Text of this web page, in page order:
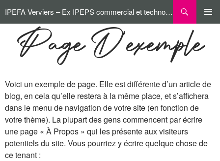
au
IPEFA Verviers – Ex IPEPS commercial et technologique
Page D’exemple
Voici un exemple de page. Elle est différente d’un article de
blog, en cela qu’elle restera à la même place, et s’affichera
dans le menu de navigation de votre site (en fonction de
votre thème). La plupart des gens commencent par écrire
une page « À Propos » qui les présente aux visiteurs
potentiels du site. Vous pourriez y écrire quelque chose de
ce tenant :